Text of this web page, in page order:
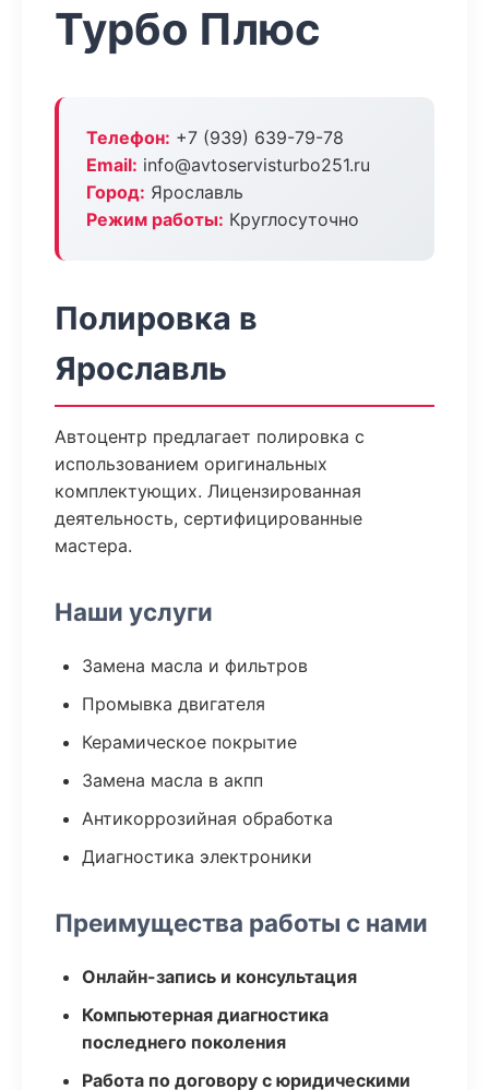
Турбо Плюс
Телефон: +7 (939) 639-79-78
Email: info@avtoservisturbo251.ru
Город: Ярославль
Режим работы: Круглосуточно
Полировка в
Ярославль
Автоцентр предлагает полировка с
использованием оригинальных
комплектующих. Лицензированная
деятельность, сертифицированные
мастера.
Наши услуги
Замена масла и фильтров
Промывка двигателя
Керамическое покрытие
Замена масла в акпп
Антикоррозийная обработка
Диагностика электроники
Преимущества работы с нами
Онлайн-запись и консультация
Компьютерная диагностика
последнего поколения
Работа по договору с юридическими